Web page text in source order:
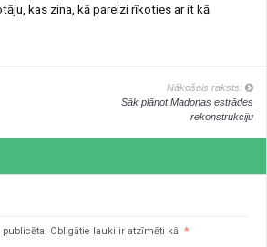
kas zina, kā pareizi rīkoties ar it kā
Nākošais raksts:
Sāk plānot Madonas estrādes
rekonstrukciju
Obligātie lauki ir atzīmēti kā *